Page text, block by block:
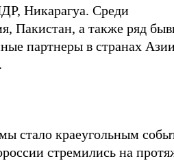
Никарагуа. Среди
Пакистан, а также ряд
партнеры в странах
стало краеугольным
стремились на